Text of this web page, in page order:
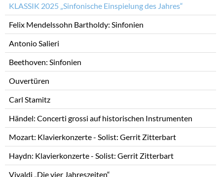
KLASSIK 2025 „Sinfonische Einspielung des Jahres“
Felix Mendelssohn Bartholdy: Sinfonien
Antonio Salieri
Beethoven: Sinfonien
Ouvertüren
Carl Stamitz
Händel: Concerti grossi auf historischen Instrumenten
Mozart: Klavierkonzerte - Solist: Gerrit Zitterbart
Haydn: Klavierkonzerte - Solist: Gerrit Zitterbart
Vivaldi „Die vier Jahreszeiten“